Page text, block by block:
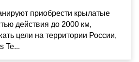
приобрести крылатые
действия до 2000 км,
цели на территории России,
Te...